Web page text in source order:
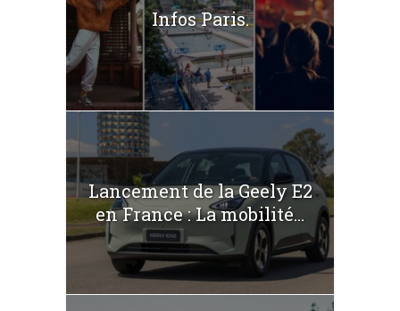
Infos Paris.
Lancement de la Geely E2
en France : La mobilité...